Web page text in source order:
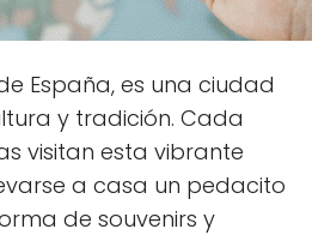
España, es una ciudad
y tradición. Cada
visitan esta vibrante
a casa un pedacito
de souvenirs y